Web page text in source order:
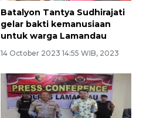
Batalyon Tantya Sudhirajati
gelar bakti kemanusiaan
untuk warga Lamandau
14 October 2023 14:55 WIB, 2023